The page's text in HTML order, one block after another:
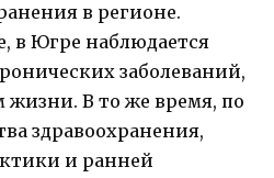
в регионе.
в Югре наблюдается
заболеваний,
жизни. В то же время, по
здравоохранения,
и ранней